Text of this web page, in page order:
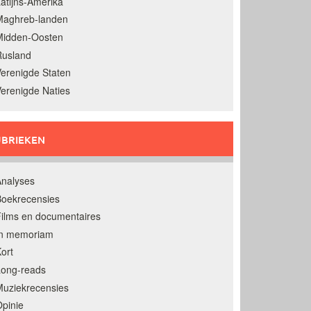
landen
Oosten
Staten
Naties
en documentaires
memoriam
reads